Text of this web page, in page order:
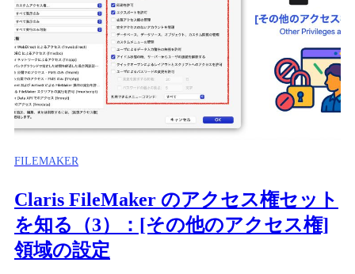
FILEMAKER
Claris FileMaker のアクセス権セット
を知る（3）：[その他のアクセス権]
領域の設定